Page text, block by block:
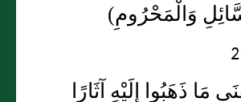
وَالْمَحْرُومِ)
مَا ذَهَبُوا إِلَيْهِ آثَارًا